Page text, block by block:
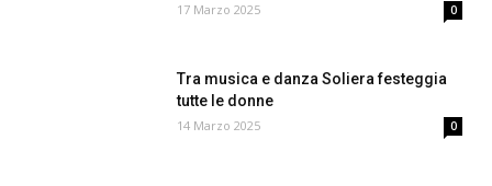
17 Marzo 2025 0
Tra musica e danza Soliera festeggia
tutte le donne
14 Marzo 2025 0